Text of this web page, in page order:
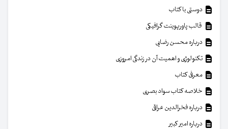
دوستی با کتاب
قالب پاورپوینت گرافیکی
درباره محسن رضایی
تکنولوژی و اهمیت آن در زندگی امروزی
معرفی کتاب
خلاصه کتاب سواد بصری
درباره فخرالدین عراقی
درباره امیر کبیر